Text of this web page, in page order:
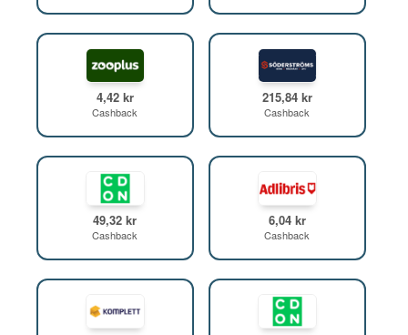
4,42 kr
Cashback
215,84 kr
Cashback
49,32 kr
Cashback
6,04 kr
Cashback